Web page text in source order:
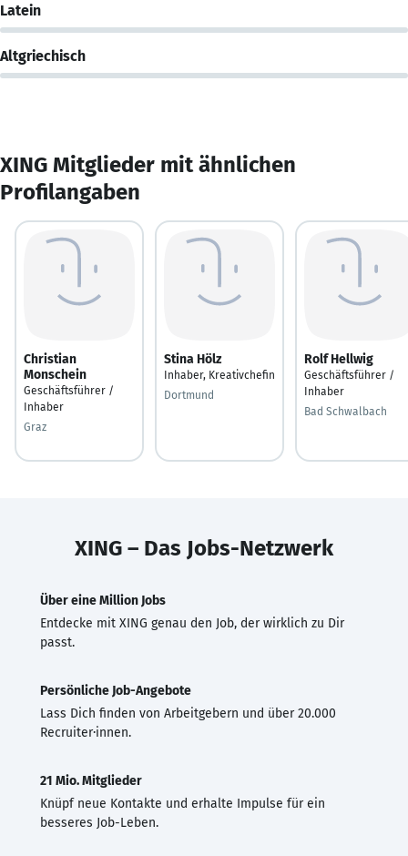
Latein
Altgriechisch
XING Mitglieder mit ähnlichen
Profilangaben
Christian
Monschein
Geschäftsführer /
Inhaber
Graz
Stina Hölz
Inhaber, Kreativchefin
Dortmund
Rolf Hellwig
Geschäftsführer /
Inhaber
Bad Schwalbach
XING – Das Jobs-Netzwerk
Über eine Million Jobs
Entdecke mit XING genau den Job, der wirklich zu Dir
passt.
Persönliche Job-Angebote
Lass Dich finden von Arbeitgebern und über 20.000
Recruiter·innen.
21 Mio. Mitglieder
Knüpf neue Kontakte und erhalte Impulse für ein
besseres Job-Leben.